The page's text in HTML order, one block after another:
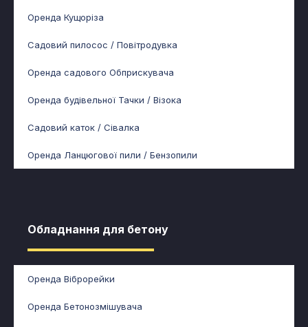
Оренда Кущоріза
Садовий пилосос / Повітродувка
Оренда садового Обприскувача
Оренда будівельної Тачки / Візока
Садовий каток / Сівалка
Оренда Ланцюгової пили / Бензопили
Обладнання для бетону​
Оренда Віброрейки
Оренда Бетонозмішувача